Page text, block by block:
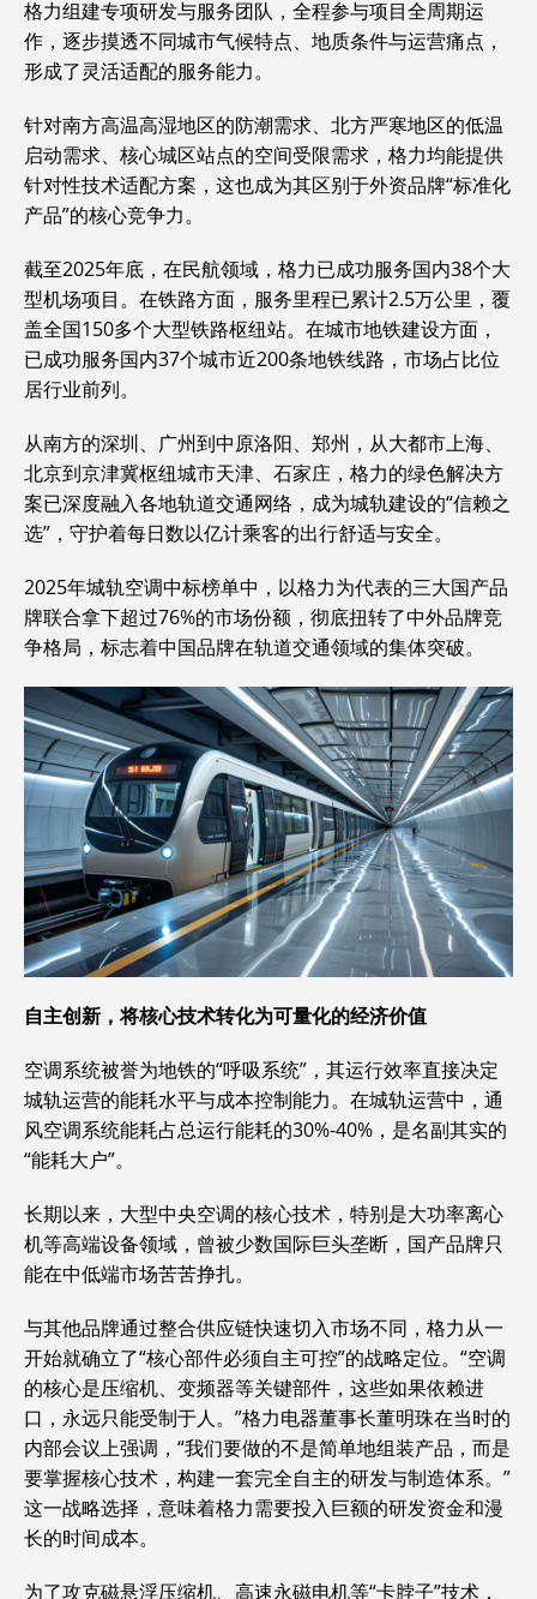
格力组建专项研发与服务团队，全程参与项目全周期运
作，逐步摸透不同城市气候特点、地质条件与运营痛点，
形成了灵活适配的服务能力。
针对南方高温高湿地区的防潮需求、北方严寒地区的低温
启动需求、核心城区站点的空间受限需求，格力均能提供
针对性技术适配方案，这也成为其区别于外资品牌“标准化
产品”的核心竞争力。
截至2025年底，在民航领域，格力已成功服务国内38个大
型机场项目。在铁路方面，服务里程已累计2.5万公里，覆
盖全国150多个大型铁路枢纽站。在城市地铁建设方面，
已成功服务国内37个城市近200条地铁线路，市场占比位
居行业前列。
从南方的深圳、广州到中原洛阳、郑州，从大都市上海、
北京到京津冀枢纽城市天津、石家庄，格力的绿色解决方
案已深度融入各地轨道交通网络，成为城轨建设的“信赖之
选”，守护着每日数以亿计乘客的出行舒适与安全。
2025年城轨空调中标榜单中，以格力为代表的三大国产品
牌联合拿下超过76%的市场份额，彻底扭转了中外品牌竞
争格局，标志着中国品牌在轨道交通领域的集体突破。
自主创新，将核心技术转化为可量化的经济价值
空调系统被誉为地铁的“呼吸系统”，其运行效率直接决定
城轨运营的能耗水平与成本控制能力。在城轨运营中，通
风空调系统能耗占总运行能耗的30%-40%，是名副其实的
“能耗大户”。
长期以来，大型中央空调的核心技术，特别是大功率离心
机等高端设备领域，曾被少数国际巨头垄断，国产品牌只
能在中低端市场苦苦挣扎。
与其他品牌通过整合供应链快速切入市场不同，格力从一
开始就确立了“核心部件必须自主可控”的战略定位。“空调
的核心是压缩机、变频器等关键部件，这些如果依赖进
口，永远只能受制于人。”格力电器董事长董明珠在当时的
内部会议上强调，“我们要做的不是简单地组装产品，而是
要掌握核心技术，构建一套完全自主的研发与制造体系。”
这一战略选择，意味着格力需要投入巨额的研发资金和漫
长的时间成本。
为了攻克磁悬浮压缩机、高速永磁电机等“卡脖子”技术，